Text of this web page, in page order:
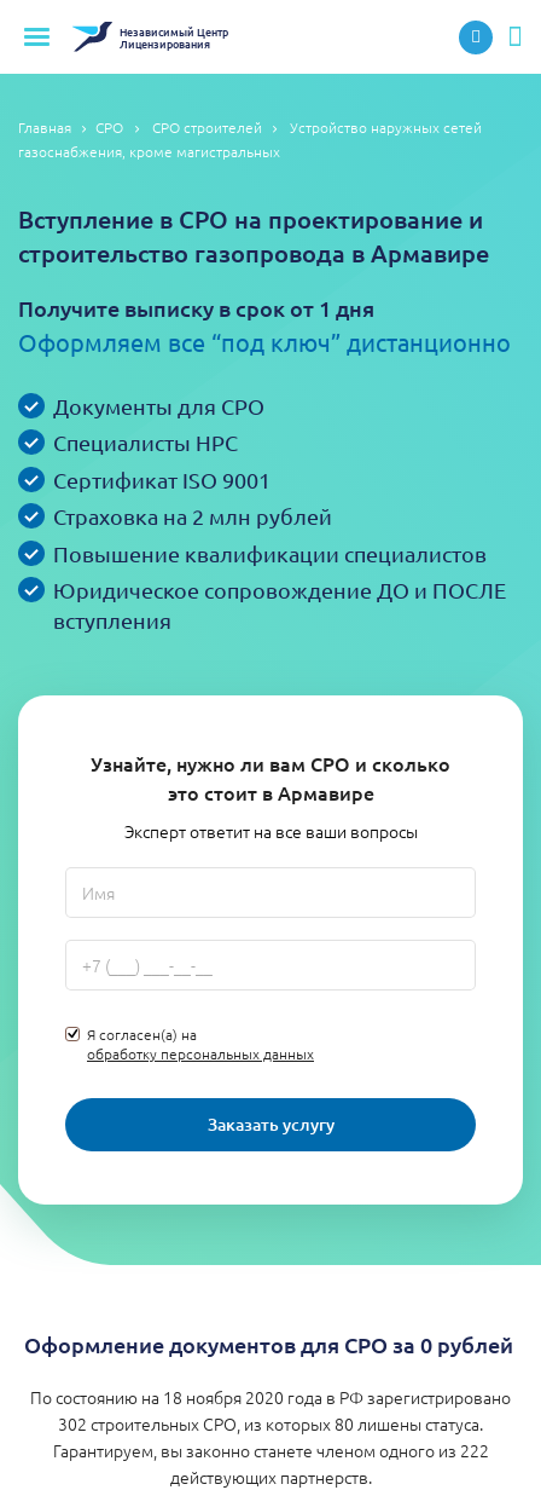
НезависимыйЦентр
Лицензирования
Главная СРО СРО строителей
Устройство наружных сетей
газоснабжения, кроме магистральных
Узнайте, нужно ли вам СРО и сколько
это стоит в Армавире
Эксперт ответит на все ваши вопросы
Я согласен(а) на
обработку персональных данных
Заказать услугу
Вступление в СРО на проектирование и
строительство газопровода в Армавире
Получите выписку в срок от 1 дня
Оформляем все “под ключ” дистанционно
Документы для СРО
Специалисты НРС
Сертификат ISO 9001
Страховка на 2 млн рублей
Повышение квалификации специалистов
Юридическое сопровождение ДО и ПОСЛЕ
вступления
Оформление документов для СРО за 0 рублей
По состоянию на 18 ноября 2020 года в РФ зарегистрировано
302 строительных СРО, из которых 80 лишены статуса.
Гарантируем, вы законно станете членом одного из 222
действующих партнерств.